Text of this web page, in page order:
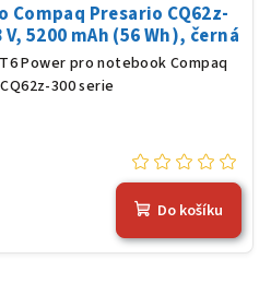
Compaq Presario CQ62z-
5200 mAh (56 Wh), černá
Power pro notebook Compaq
300 serie
Do košíku